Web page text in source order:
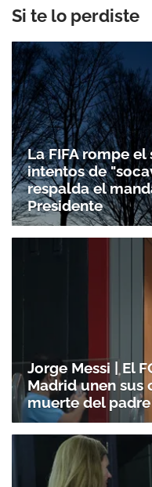
Si te lo perdiste
La FIFA rompe
intentos de
respalda el
Presidente
Jorge Messi | El
Madrid unen sus
muerte del